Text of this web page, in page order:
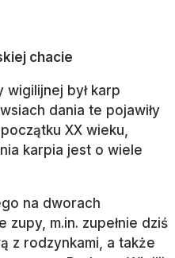
chacie
był karp
dania te pojawiły
XX wieku,
karpia jest o wiele
na dworach
m.in. zupełnie dziś
z rodzynkami, a także